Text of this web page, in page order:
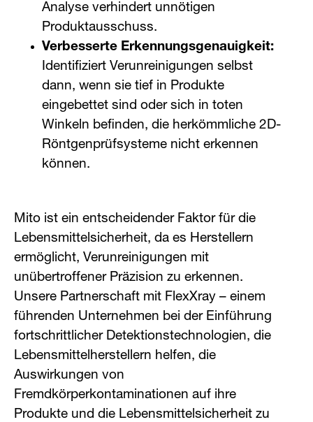
Analyse verhindert unnötigen
Produktausschuss.
Verbesserte Erkennungsgenauigkeit:
Identifiziert Verunreinigungen selbst
dann, wenn sie tief in Produkte
eingebettet sind oder sich in toten
Winkeln befinden, die herkömmliche 2D-
Röntgenprüfsysteme nicht erkennen
können.
Mito ist ein entscheidender Faktor für die
Lebensmittelsicherheit, da es Herstellern
ermöglicht, Verunreinigungen mit
unübertroffener Präzision zu erkennen.
Unsere Partnerschaft mit FlexXray – einem
führenden Unternehmen bei der Einführung
fortschrittlicher Detektionstechnologien, die
Lebensmittelherstellern helfen, die
Auswirkungen von
Fremdkörperkontaminationen auf ihre
Produkte und die Lebensmittelsicherheit zu